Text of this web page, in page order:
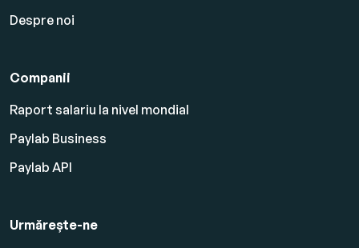
Despre noi
Companii
Raport salariu la nivel mondial
Paylab Business
Paylab API
Urmărește-ne